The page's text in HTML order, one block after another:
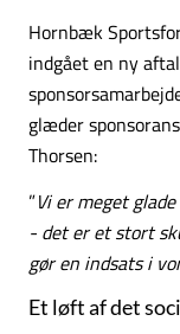
Hornbæk
indgået en ny
glæder
Thorsen:
”Vi er meget
- det er et stort
gør en indsats i
Et løft af det